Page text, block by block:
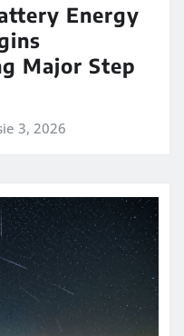
Energy
Major Step
3, 2026